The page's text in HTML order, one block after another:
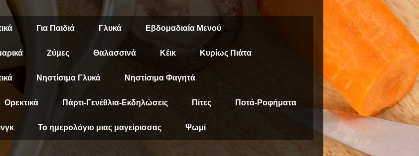
Για Παιδιά Γλυκά Εβδομαδιαία Μενού
Ζύμες Θαλασσινά Κέικ Κυρίως Πιάτα
Νηστίσιμα Γλυκά Νηστίσιμα Φαγητά
Ορεκτικά Πάρτι-Γενέθλια-Εκδηλώσεις Πίτες Ποτά-Ροφήματα
Το ημερολόγιο μιας μαγείρισσας Ψωμί